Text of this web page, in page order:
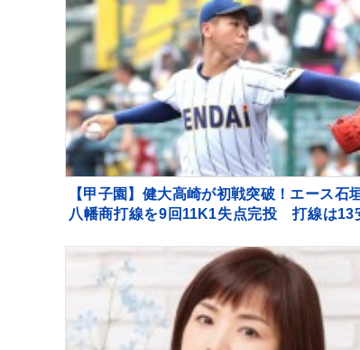
【甲子園】健大高崎が初戦突破！エース石
八幡商打線を9回11K1失点完投 打線は13